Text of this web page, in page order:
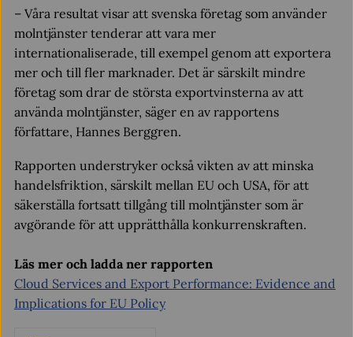
– Våra resultat visar att svenska företag som använder
molntjänster tenderar att vara mer
internationaliserade, till exempel genom att exportera
mer och till fler marknader. Det är särskilt mindre
företag som drar de största exportvinsterna av att
använda molntjänster, säger en av rapportens
författare, Hannes Berggren.
Rapporten understryker också vikten av att minska
handelsfriktion, särskilt mellan EU och USA, för att
säkerställa fortsatt tillgång till molntjänster som är
avgörande för att upprätthålla konkurrenskraften.
Läs mer och ladda ner rapporten
Cloud Services and Export Performance: Evidence and
Implications for EU Policy